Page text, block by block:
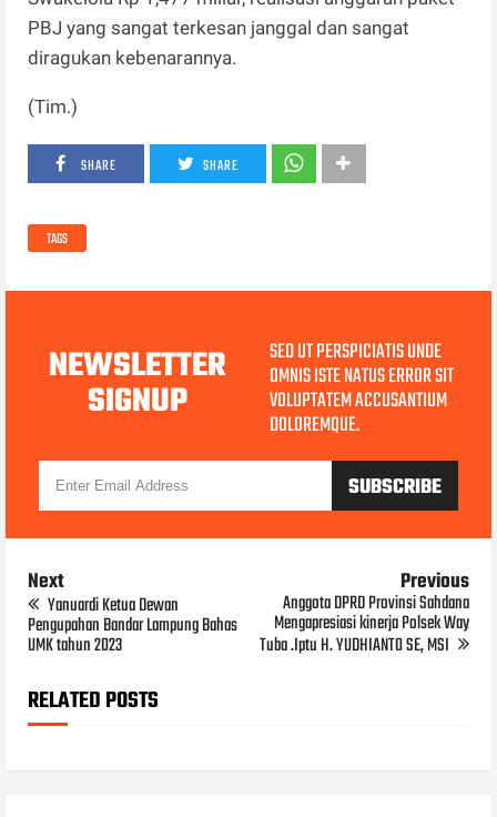
PBJ yang sangat terkesan janggal dan sangat
diragukan kebenarannya.
(Tim.)
SHARE SHARE
TAGS
NEWSLETTER
SIGNUP
SED UT PERSPICIATIS UNDE
OMNIS ISTE NATUS ERROR SIT
VOLUPTATEM ACCUSANTIUM
DOLOREMQUE.
Next
Yanuardi Ketua Dewan
Pengupahan Bandar Lampung Bahas
UMK tahun 2023
Previous
Anggota DPRD Provinsi Sahdana
Mengapresiasi kinerja Polsek Way
Tuba .Iptu H. YUDHIANTO SE, MSI
RELATED POSTS